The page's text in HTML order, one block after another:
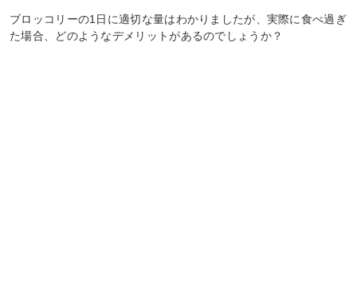
ブロッコリーの1日に適切な量はわかりましたが、実際に食べ過ぎ
た場合、どのようなデメリットがあるのでしょうか？